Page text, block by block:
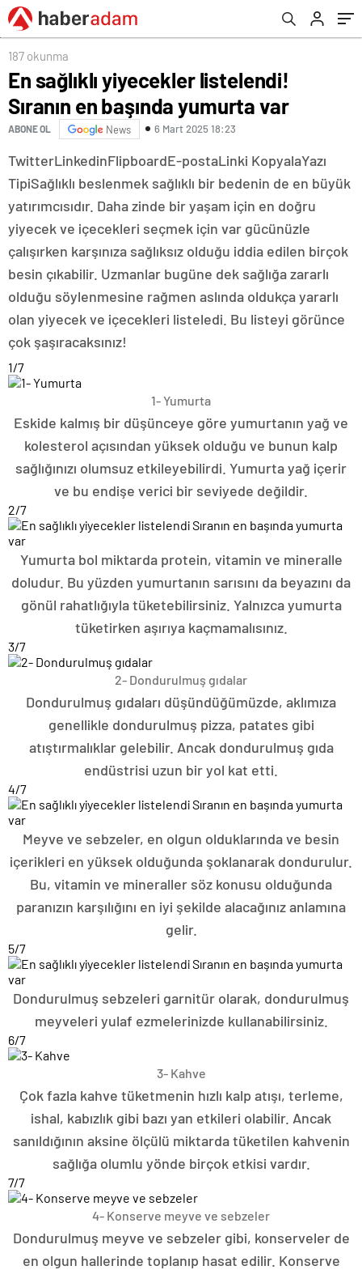
187 okunma
En sağlıklı yiyecekler listelendi!
Sıranın en başında yumurta var
ABONE OL News 6 Mart 2025 18:23
TwitterLinkedinFlipboardE-postaLinki KopyalaYazı
TipiSağlıklı beslenmek sağlıklı bir bedenin de en büyük
yatırımcısıdır. Daha zinde bir yaşam için en doğru
yiyecek ve içecekleri seçmek için var gücünüzle
çalışırken karşınıza sağlıksız olduğu iddia edilen birçok
besin çıkabilir. Uzmanlar bugüne dek sağlığa zararlı
olduğu söylenmesine rağmen aslında oldukça yararlı
olan yiyecek ve içecekleri listeledi. Bu listeyi görünce
çok şaşıracaksınız!
1/7
1- Yumurta
Eskide kalmış bir düşünceye göre yumurtanın yağ ve
kolesterol açısından yüksek olduğu ve bunun kalp
sağlığınızı olumsuz etkileyebilirdi. Yumurta yağ içerir
ve bu endişe verici bir seviyede değildir.
2/7
Yumurta bol miktarda protein, vitamin ve mineralle
doludur. Bu yüzden yumurtanın sarısını da beyazını da
gönül rahatlığıyla tüketebilirsiniz. Yalnızca yumurta
tüketirken aşırıya kaçmamalısınız.
3/7
2- Dondurulmuş gıdalar
Dondurulmuş gıdaları düşündüğümüzde, aklımıza
genellikle dondurulmuş pizza, patates gibi
atıştırmalıklar gelebilir. Ancak dondurulmuş gıda
endüstrisi uzun bir yol kat etti.
4/7
Meyve ve sebzeler, en olgun olduklarında ve besin
içerikleri en yüksek olduğunda şoklanarak dondurulur.
Bu, vitamin ve mineraller söz konusu olduğunda
paranızın karşılığını en iyi şekilde alacağınız anlamına
gelir.
5/7
Dondurulmuş sebzeleri garnitür olarak, dondurulmuş
meyveleri yulaf ezmelerinizde kullanabilirsiniz.
6/7
3- Kahve
Çok fazla kahve tüketmenin hızlı kalp atışı, terleme,
ishal, kabızlık gibi bazı yan etkileri olabilir. Ancak
sanıldığının aksine ölçülü miktarda tüketilen kahvenin
sağlığa olumlu yönde birçok etkisi vardır.
7/7
4- Konserve meyve ve sebzeler
Dondurulmuş meyve ve sebzeler gibi, konserveler de
en olgun hallerinde toplanıp hasat edilir. Konserve